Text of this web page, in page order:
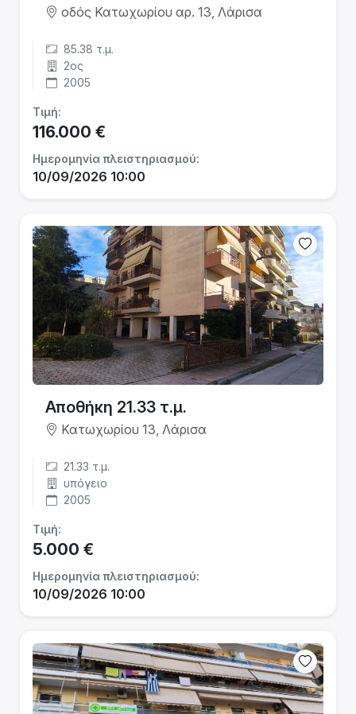
οδός Κατωχωρίου αρ. 13, Λάρισα
85.38 τ.μ.
2ος
2005
Τιμή:
116.000 €
Ημερομηνία πλειστηριασμού:
10/09/2026 10:00
Αποθήκη 21.33 τ.μ.
Κατωχωρίου 13, Λάρισα
21.33 τ.μ.
υπόγειο
2005
Τιμή:
5.000 €
Ημερομηνία πλειστηριασμού:
10/09/2026 10:00